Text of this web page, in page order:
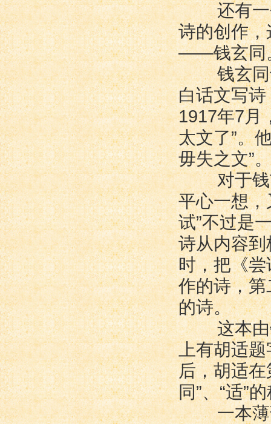
还有一个
诗的创作
――钱玄同
钱玄同十
白话文写
1917年7月
太文了”。
毋失之文”
对于钱玄
平心一想，
试”不过是
诗从内容
时，把《
作的诗，
的诗。
这本由钱
上有胡适题
后，胡适在
同”、“适”
一本薄薄